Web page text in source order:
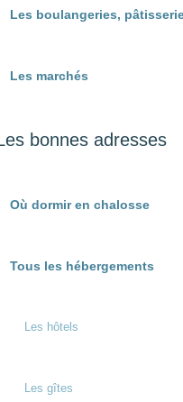
Les boulangeries,
Les marchés
bonnes adresses
Où dormir en chalosse
Tous les hébergements
Les hôtels
Les gîtes
la course landaise
de la
!
au départ de
rando !